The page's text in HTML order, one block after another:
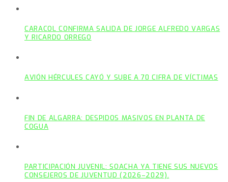
CARACOL CONFIRMA SALIDA DE JORGE ALFREDO VARGAS
Y RICARDO ORREGO
AVIÓN HÉRCULES CAYÓ Y SUBE A 70 CIFRA DE VÍCTIMAS
FIN DE ALGARRA: DESPIDOS MASIVOS EN PLANTA DE
COGUA
PARTICIPACIÓN JUVENIL: SOACHA YA TIENE SUS NUEVOS
CONSEJEROS DE JUVENTUD (2026–2029).